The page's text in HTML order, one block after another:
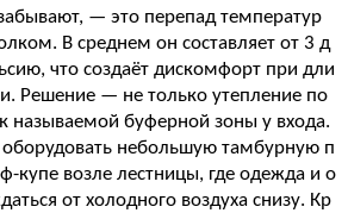
— это перепад температур
В среднем он составляет от 3 д
что создаёт дискомфорт при дли
Решение — не только утепление по
называемой буферной зоны у входа.
небольшую тамбурную п
купе возле лестницы, где одежда и о
от холодного воздуха снизу. Кр